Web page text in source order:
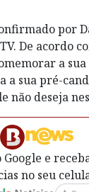
por
De acordo
a
a sua pré-
não deseja
Google e
no seu